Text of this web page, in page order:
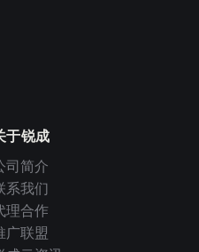
于锐成
司简介
系我们
理合作
广联盟